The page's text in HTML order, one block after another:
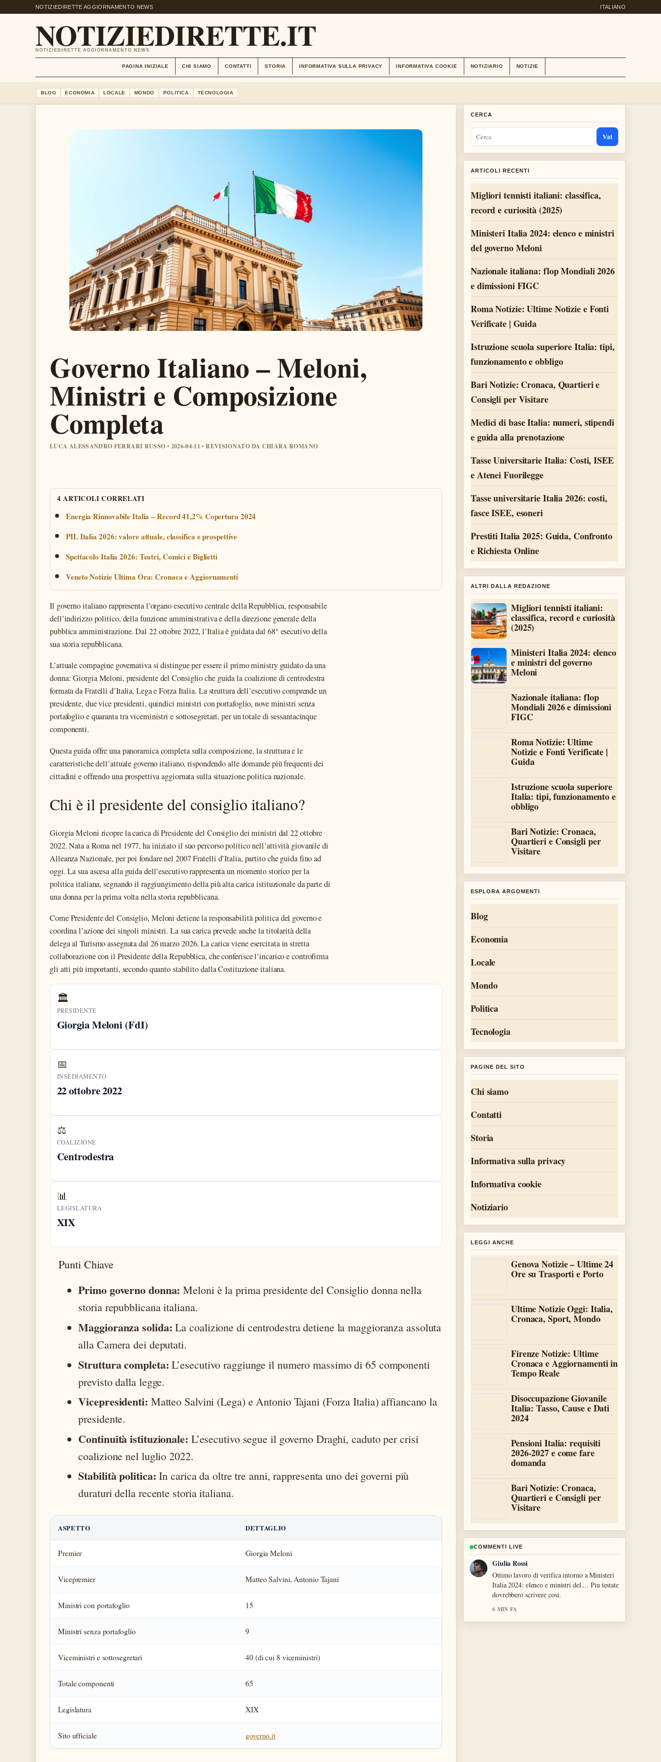
NOTIZIEDIRETTE AGGIORNAMENTO NEWS ITALIANO
NOTIZIEDIRETTE.IT
NOTIZIEDIRETTE AGGIORNAMENTO NEWS
PAGINA INIZIALE CHI SIAMO CONTATTI STORIA INFORMATIVA SULLA PRIVACY INFORMATIVA COOKIE NOTIZIARIO NOTIZIE
BLOG ECONOMIA LOCALE MONDO POLITICA TECNOLOGIA
Governo Italiano – Meloni,
Ministri e Composizione
Completa
LUCA ALESSANDRO FERRARI RUSSO • 2026-04-11 • REVISIONATO DA CHIARA ROMANO
4 ARTICOLI CORRELATI
Energia Rinnovabile Italia – Record 41,2% Copertura 2024
PIL Italia 2026: valore attuale, classifica e prospettive
Spettacolo Italia 2026: Teatri, Comici e Biglietti
Veneto Notizie Ultima Ora: Cronaca e Aggiornamenti
Il governo italiano rappresenta l’organo esecutivo centrale della Repubblica, responsabile
dell’indirizzo politico, della funzione amministrativa e della direzione generale della
pubblica amministrazione. Dal 22 ottobre 2022, l’Italia è guidata dal 68° esecutivo della
sua storia repubblicana.
L’attuale compagine governativa si distingue per essere il primo ministry guidato da una
donna: Giorgia Meloni, presidente del Consiglio che guida la coalizione di centrodestra
formata da Fratelli d’Italia, Lega e Forza Italia. La struttura dell’esecutivo comprende un
presidente, due vice presidenti, quindici ministri con portafoglio, nove ministri senza
portafoglio e quaranta tra viceministri e sottosegretari, per un totale di sessantacinque
componenti.
Questa guida offre una panoramica completa sulla composizione, la struttura e le
caratteristiche dell’attuale governo italiano, rispondendo alle domande più frequenti dei
cittadini e offrendo una prospettiva aggiornata sulla situazione politica nazionale.
Chi è il presidente del consiglio italiano?
Giorgia Meloni ricopre la carica di Presidente del Consiglio dei ministri dal 22 ottobre
2022. Nata a Roma nel 1977, ha iniziato il suo percorso politico nell’attività giovanile di
Alleanza Nazionale, per poi fondare nel 2007 Fratelli d’Italia, partito che guida fino ad
oggi. La sua ascesa alla guida dell’esecutivo rappresenta un momento storico per la
politica italiana, segnando il raggiungimento della più alta carica istituzionale da parte di
una donna per la prima volta nella storia repubblicana.
Come Presidente del Consiglio, Meloni detiene la responsabilità politica del governo e
coordina l’azione dei singoli ministri. La sua carica prevede anche la titolarità della
delega al Turismo assegnata dal 26 marzo 2026. La carica viene esercitata in stretta
collaborazione con il Presidente della Repubblica, che conferisce l’incarico e controfirma
gli atti più importanti, secondo quanto stabilito dalla Costituzione italiana.
🏛️
PRESIDENTE
Giorgia Meloni (FdI)
📅
INSEDIAMENTO
22 ottobre 2022
⚖️
COALIZIONE
Centrodestra
📊
LEGISLATURA
XIX
Punti Chiave
Primo governo donna: Meloni è la prima presidente del Consiglio donna nella
storia repubblicana italiana.
Maggioranza solida: La coalizione di centrodestra detiene la maggioranza assoluta
alla Camera dei deputati.
Struttura completa: L’esecutivo raggiunge il numero massimo di 65 componenti
previsto dalla legge.
Vicepresidenti: Matteo Salvini (Lega) e Antonio Tajani (Forza Italia) affiancano la
presidente.
Continuità istituzionale: L’esecutivo segue il governo Draghi, caduto per crisi
coalizione nel luglio 2022.
Stabilità politica: In carica da oltre tre anni, rappresenta uno dei governi più
duraturi della recente storia italiana.
ASPETTO DETTAGLIO
Premier Giorgia Meloni
Vicepremier Matteo Salvini, Antonio Tajani
Ministri con portafoglio 15
Ministri senza portafoglio 9
Viceministri e sottosegretari 40 (di cui 8 viceministri)
Totale componenti 65
Legislatura XIX
Sito ufficiale governo.it
CERCA
Vai
ARTICOLI RECENTI
Migliori tennisti italiani: classifica,
record e curiosità (2025)
Ministeri Italia 2024: elenco e ministri
del governo Meloni
Nazionale italiana: flop Mondiali 2026
e dimissioni FIGC
Roma Notizie: Ultime Notizie e Fonti
Verificate | Guida
Istruzione scuola superiore Italia: tipi,
funzionamento e obbligo
Bari Notizie: Cronaca, Quartieri e
Consigli per Visitare
Medici di base Italia: numeri, stipendi
e guida alla prenotazione
Tasse Universitarie Italia: Costi, ISEE
e Atenei Fuorilegge
Tasse universitarie Italia 2026: costi,
fasce ISEE, esoneri
Prestiti Italia 2025: Guida, Confronto
e Richiesta Online
ALTRI DALLA REDAZIONE
Migliori tennisti italiani:
classifica, record e curiosità
(2025)
Ministeri Italia 2024: elenco
e ministri del governo
Meloni
Nazionale italiana: flop
Mondiali 2026 e dimissioni
FIGC
Roma Notizie: Ultime
Notizie e Fonti Verificate |
Guida
Istruzione scuola superiore
Italia: tipi, funzionamento e
obbligo
Bari Notizie: Cronaca,
Quartieri e Consigli per
Visitare
ESPLORA ARGOMENTI
Blog
Economia
Locale
Mondo
Politica
Tecnologia
PAGINE DEL SITO
Chi siamo
Contatti
Storia
Informativa sulla privacy
Informativa cookie
Notiziario
LEGGI ANCHE
Genova Notizie – Ultime 24
Ore su Trasporti e Porto
Ultime Notizie Oggi: Italia,
Cronaca, Sport, Mondo
Firenze Notizie: Ultime
Cronaca e Aggiornamenti in
Tempo Reale
Disoccupazione Giovanile
Italia: Tasso, Cause e Dati
2024
Pensioni Italia: requisiti
2026-2027 e come fare
domanda
Bari Notizie: Cronaca,
Quartieri e Consigli per
Visitare
COMMENTI LIVE
Marco Bianchi
Ottima analisi di Nazionale italiana: flop
Mondiali 2026 e dimissioni.... E la sintesi piu
chiara che abbia visto oggi.
8 MIN FA